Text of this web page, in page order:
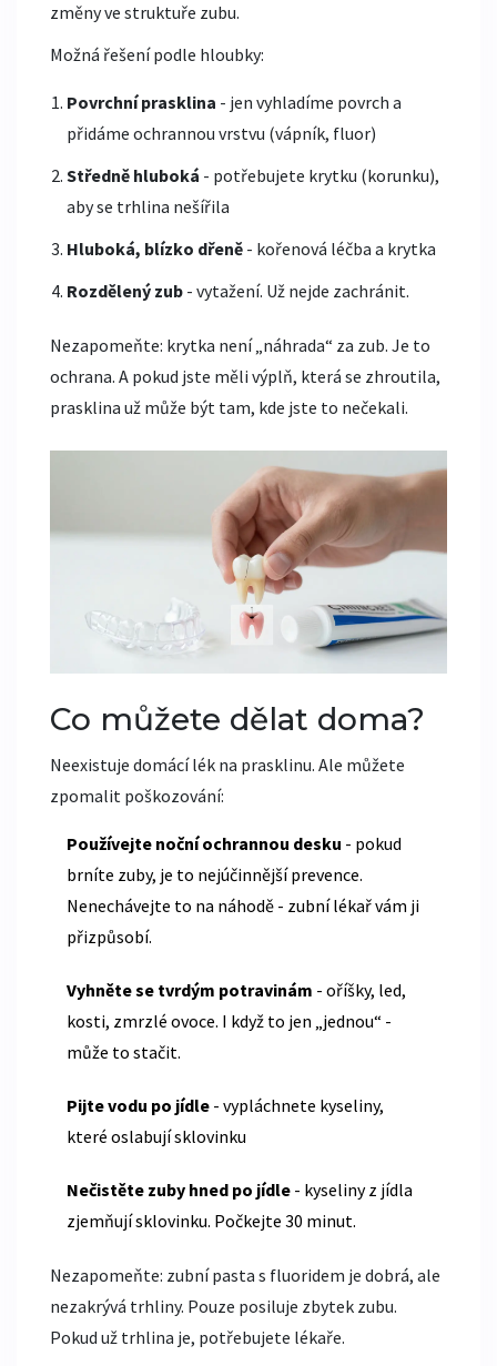
změny ve struktuře zubu.
Možná řešení podle hloubky:
Povrchní prasklina - jen vyhladíme povrch a
přidáme ochrannou vrstvu (vápník, fluor)
Středně hluboká - potřebujete krytku (korunku),
aby se trhlina nešířila
Hluboká, blízko dřeně - kořenová léčba a krytka
Rozdělený zub - vytažení. Už nejde zachránit.
Nezapomeňte: krytka není „náhrada“ za zub. Je to
ochrana. A pokud jste měli výplň, která se zhroutila,
prasklina už může být tam, kde jste to nečekali.
Co můžete dělat doma?
Neexistuje domácí lék na prasklinu. Ale můžete
zpomalit poškozování:
Používejte noční ochrannou desku - pokud
brníte zuby, je to nejúčinnější prevence.
Nenechávejte to na náhodě - zubní lékař vám ji
přizpůsobí.
Vyhněte se tvrdým potravinám - oříšky, led,
kosti, zmrzlé ovoce. I když to jen „jednou“ -
může to stačit.
Pijte vodu po jídle - vypláchnete kyseliny,
které oslabují sklovinku
Nečistěte zuby hned po jídle - kyseliny z jídla
zjemňují sklovinku. Počkejte 30 minut.
Nezapomeňte: zubní pasta s fluoridem je dobrá, ale
nezakrývá trhliny. Pouze posiluje zbytek zubu.
Pokud už trhlina je, potřebujete lékaře.